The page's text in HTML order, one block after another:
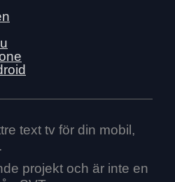
text tv för din mobil,
projekt och är inte en